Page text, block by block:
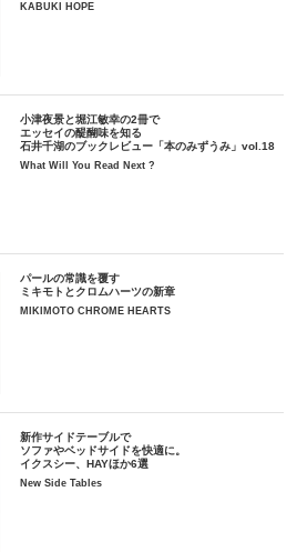
KABUKI HOPE
小津夜景と堀江敏幸の2冊で
エッセイの醍醐味を知る
石井千湖のブックレビュー「本のみずうみ」vol.18
What Will You Read Next ?
パールの常識を覆す
ミキモトとクロムハーツの新章
MIKIMOTO CHROME HEARTS
新作サイドテーブルで
ソファやベッドサイドを快適に。
イクスシー、HAYほか6選
New Side Tables